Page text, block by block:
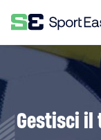
Gestisci il